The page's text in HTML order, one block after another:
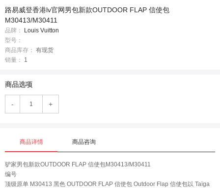
路易威登香港lv官网男包新款OUTDOOR FLAP 信使包
M30413/M30411
品牌：
Louis Vuitton
型号：
商品库存： 有现货
销量：
1
商品选项
- +
商品详情 商品咨询
驴家男包新款OUTDOOR FLAP 信使包M30413/M30411
编号
顶级原单 M30413 黑色 OUTDOOR FLAP 信使包 Outdoor Flap 信使包以 Taïga